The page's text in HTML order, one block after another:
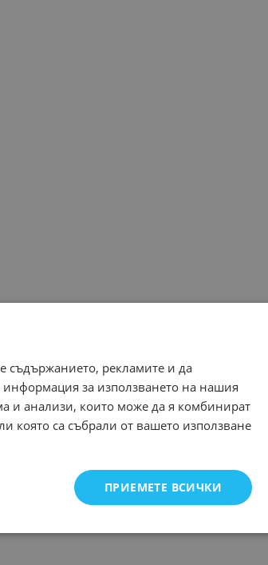
съдържанието, рекламите и да
за използването на нашия
и анализи, които може да я комбинират
която са събрали от вашето използване
ПРИЕМЕТЕ ВСИЧКИ